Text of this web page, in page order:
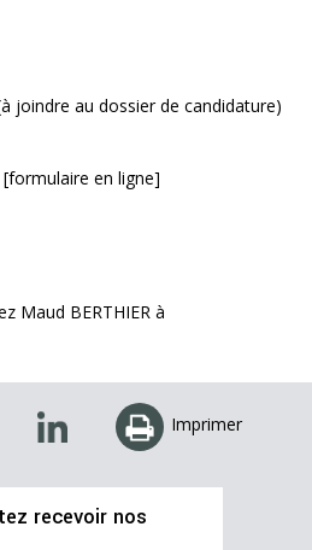
joindre au dossier de candidature)
en ligne]
Maud BERTHIER à
Imprimer
recevoir nos